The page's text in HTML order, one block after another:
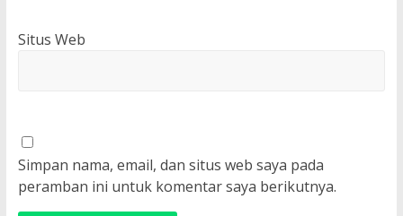
Situs Web
Simpan nama, email, dan situs web saya pada
peramban ini untuk komentar saya berikutnya.